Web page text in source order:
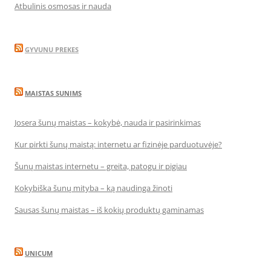
Atbulinis osmosas ir nauda
GYVUNU PREKES
MAISTAS SUNIMS
Josera šunų maistas – kokybė, nauda ir pasirinkimas
Kur pirkti šunų maistą: internetu ar fizinėje parduotuvėje?
Šunų maistas internetu – greita, patogu ir pigiau
Kokybiška šunų mityba – ką naudinga žinoti
Sausas šunų maistas – iš kokių produktų gaminamas
UNICUM